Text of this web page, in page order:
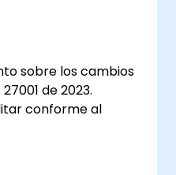
sobre los cambios
de 2023.
conforme al